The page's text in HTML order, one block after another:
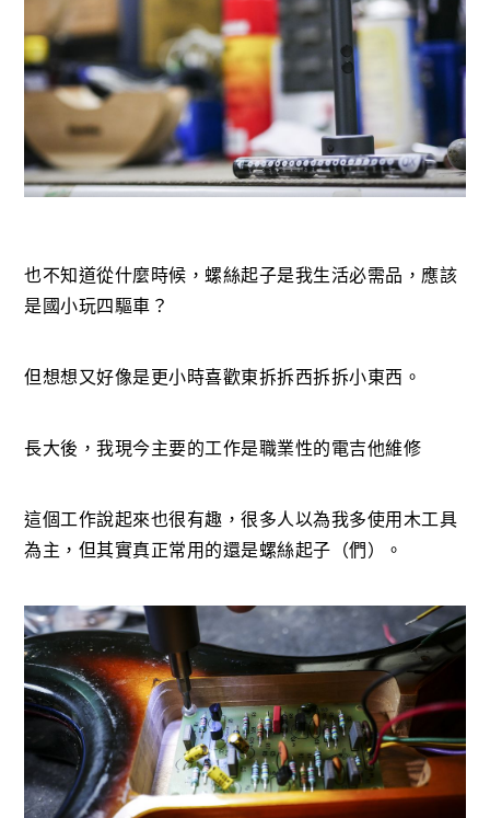
也不知道從什麼時候，螺絲起子是我生活必需品，應該
是國小玩四驅車？
但想想又好像是更小時喜歡東拆拆西拆拆小東西。
長大後，我現今主要的工作是職業性的電吉他維修
這個工作說起來也很有趣，很多人以為我多使用木工具
為主，但其實真正常用的還是螺絲起子（們）。